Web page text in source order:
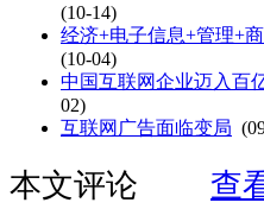
(10-14)
经济+电子信息+管理+
(10-04)
中国互联网企业迈入百
02)
互联网广告面临变局
本文评论 查